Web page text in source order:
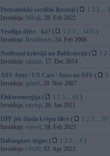
Pretvalstiski soctīklu lietotāji ( 1 2 3 ...
Izveidoja: 968-jk, 28. Feb 2022
Veselīga dzīve - kā? ( 1 2 3 ... 1455 )
Izveidoja: Bezdibenis, 24. Feb 2008
Notikumi krievijā un Baltkrievijā ( 1 2
Izveidoja: edzulis, 17. Dec 2014
ASV Auto / US Cars / Auto no ASV (
1
Izveidoja: grimS, 28. Nov 2007
Elektroenerģija ( 1 2 3 ... 61 )
Izveidoja: raivisp, 26. Jan 2011
DPF jeb dīzeļa kvēpu filtrs ( 1 2 3 ... 70
Izveidoja: esess4, 18. Feb 2023
Dabasgāzes tirgus ( 1 2 3 ... 8 )
Izveidoja: v1b20, 02. Apr 2023